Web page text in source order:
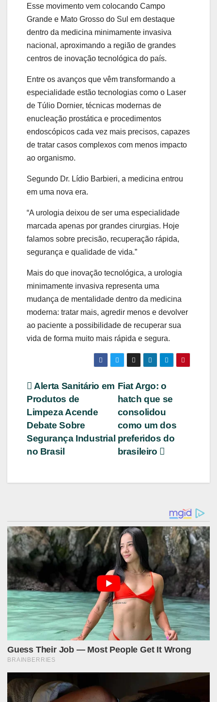
Esse movimento vem colocando Campo
Grande e Mato Grosso do Sul em destaque
dentro da medicina minimamente invasiva
nacional, aproximando a região de grandes
centros de inovação tecnológica do país.
Entre os avanços que vêm transformando a
especialidade estão tecnologias como o Laser
de Túlio Dornier, técnicas modernas de
enucleação prostática e procedimentos
endoscópicos cada vez mais precisos, capazes
de tratar casos complexos com menos impacto
ao organismo.
Segundo Dr. Lídio Barbieri, a medicina entrou
em uma nova era.
“A urologia deixou de ser uma especialidade
marcada apenas por grandes cirurgias. Hoje
falamos sobre precisão, recuperação rápida,
segurança e qualidade de vida.”
Mais do que inovação tecnológica, a urologia
minimamente invasiva representa uma
mudança de mentalidade dentro da medicina
moderna: tratar mais, agredir menos e devolver
ao paciente a possibilidade de recuperar sua
vida de forma muito mais rápida e segura.
Navegação
de
Post
Fiat Argo: o
hatch que se
consolidou
como um dos
preferidos do
brasileiro
Alerta Sanitário em
Produtos de
Limpeza Acende
Debate Sobre
Segurança Industrial
no Brasil